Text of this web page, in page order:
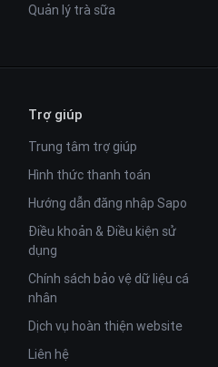
Quản lý trà sữa
Trợ giúp
Trung tâm trợ giúp
Hình thức thanh toán
Hướng dẫn đăng nhập Sapo
Điều khoản & Điều kiện sử
dụng
Chính sách bảo vệ dữ liệu cá
nhân
Dịch vụ hoàn thiện website
Liên hệ